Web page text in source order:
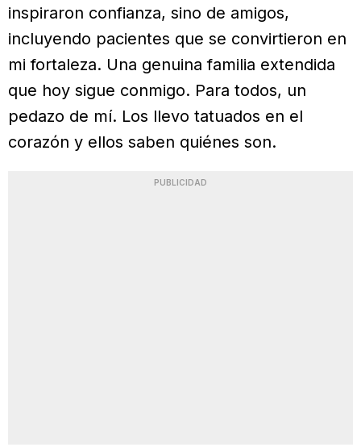
inspiraron confianza, sino de amigos,
incluyendo pacientes que se convirtieron en
mi fortaleza. Una genuina familia extendida
que hoy sigue conmigo. Para todos, un
pedazo de mí. Los llevo tatuados en el
corazón y ellos saben quiénes son.
PUBLICIDAD